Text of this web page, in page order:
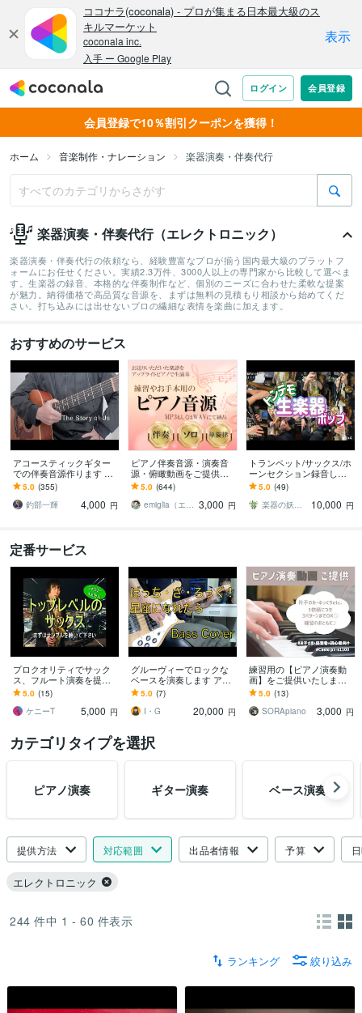
会員登録で10％割引クーポンを獲得！
ホーム 音楽制作・ナレーション 楽器演奏・伴奏代行
楽器演奏・伴奏代行（エレクトロニック）
楽器演奏・伴奏代行の依頼なら、経験豊富なプロが揃う国内最大級のプラットフ
ォームにお任せください。実績2.3万件、3000人以上の専門家から比較して選べま
す。生楽器の録音、本格的な伴奏制作など、個別のニーズに合わせた柔軟な提案
が魅力。納得価格で高品質な音源を、まずは無料の見積もり相談から始めてくだ
さい。打ち込みには出せないプロの繊細な表情を楽曲に加えます。
おすすめのサービス
アコースティックギター
での伴奏音源作ります カ
ラオケ音源では物足りな
い人！
5.0 (355)
釣部一輝
4,000 円
ピアノ伴奏音源・演奏音
源・俯瞰動画をご提供し
ます 楽器演奏、歌のお供
に♪練習・音取り・お手
本・お楽しみ用に♪
5.0 (644)
emiglia（エミリア） 3,000 円
トランペット/サックス/ホ
ーンセクション録音しま
す １人でブラス３管演奏
できます！アレンジも可
能！
5.0 (49)
楽器の妖精ミュージカ（旧TPかろん）
10,000 円
定番サービス
プロクオリティでサック
ス、フルート演奏を提供
します 難易度の高いソロ
やアドリブも対応可能で
す！
5.0 (15)
ケニーT
5,000 円
グルーヴィーでロックな
ベースを演奏します アン
サンブルを支えるドライ
ブ感のあるベースを届け
ます！
5.0 (7)
I・G
20,000 円
練習用の【ピアノ演奏動
画】をご提供いたします
初心者の方やお子さま向
け｜弾き方のご相談も◎
5.0 (13)
SORApiano
3,000 円
カテゴリタイプを選択
ピアノ演奏 ギター演奏 ベース演奏
提供方法 対応範囲 出品者情報 予算
エレクトロニック
244 件中 1 - 60 件表示
ランキング 絞り込み